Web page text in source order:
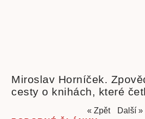
Miroslav Horníček.
cesty o knihách, které
« Zpět
Další »